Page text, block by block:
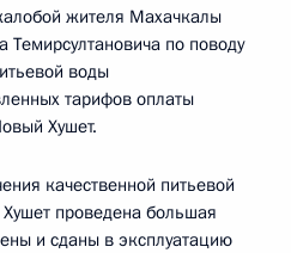
жителя Махачкалы
Темирсултановича по поводу
воды
тарифов оплаты
Хушет.
качественной питьевой
проведена большая
и сданы в эксплуатацию